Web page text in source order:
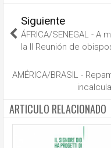
Siguiente
ÁFRICA/SENEGAL - A
la II Reunión de
AMÉRICA/BRASIL -
ARTICULO RELACIONADO